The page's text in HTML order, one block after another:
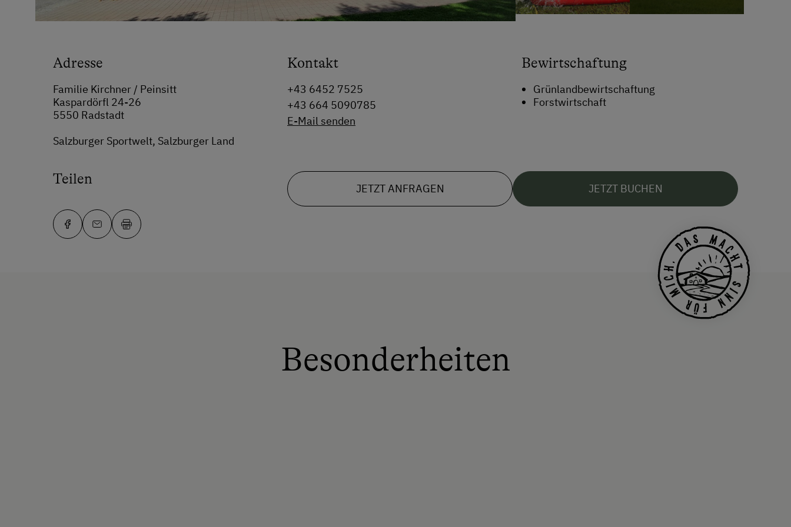
Adresse
Familie Kirchner / Peinsitt
Kaspardörfl 24-26
5550 Radstadt
Salzburger Sportwelt, Salzburger Land
Kontakt
+43 6452 7525
+43 664 5090785
E-Mail senden
Bewirtschaftung
Grünlandbewirtschaftung
Forstwirtschaft
Teilen
JETZT ANFRAGEN JETZT BUCHEN
Besonderheiten